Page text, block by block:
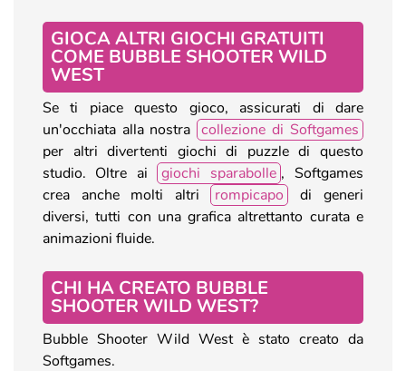
GIOCA ALTRI GIOCHI GRATUITI
COME BUBBLE SHOOTER WILD
WEST
Se ti piace questo gioco, assicurati di dare
un'occhiata alla nostra collezione di Softgames
per altri divertenti giochi di puzzle di questo
studio. Oltre ai
giochi sparabolle , Softgames
crea anche molti altri
rompicapo
di generi
diversi, tutti con una grafica altrettanto curata e
animazioni fluide.
CHI HA CREATO BUBBLE
SHOOTER WILD WEST?
Bubble Shooter Wild West è stato creato da
Softgames.